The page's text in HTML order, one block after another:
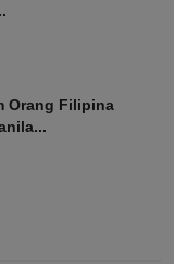
Orang Filipina